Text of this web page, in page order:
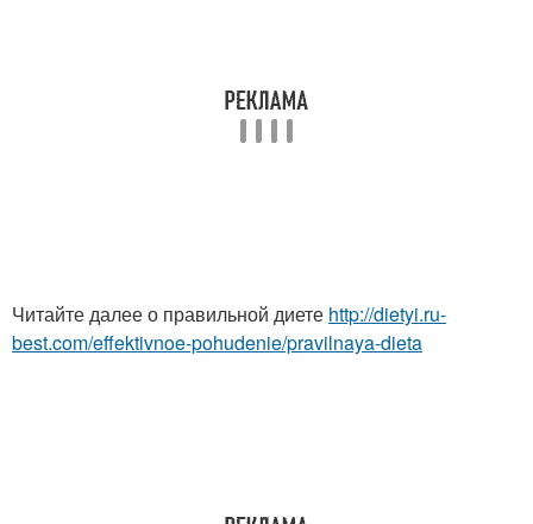
Читайте далее о правильной диете http://dietyi.ru-
best.com/effektivnoe-pohudenie/pravilnaya-dieta